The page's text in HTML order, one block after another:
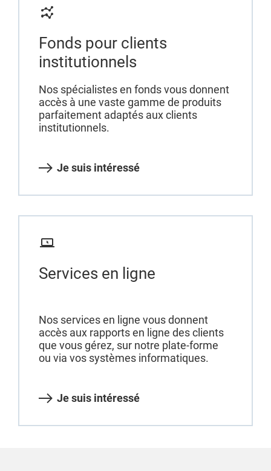
Fonds pour clients
institutionnels
Nos spécialistes en fonds vous donnent
accès à une vaste gamme de produits
parfaitement adaptés aux clients
institutionnels.
Je suis intéressé
Services en ligne
Nos services en ligne vous donnent
accès aux rapports en ligne des clients
que vous gérez, sur notre plate-forme
ou via vos systèmes informatiques.
Je suis intéressé